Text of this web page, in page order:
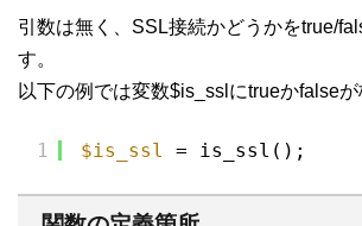
引数は無く、SSL接続かどうかをtrue/
す。
以下の例では変数$is_sslにtrueかfalseが
1 $is_ssl = is_ssl();